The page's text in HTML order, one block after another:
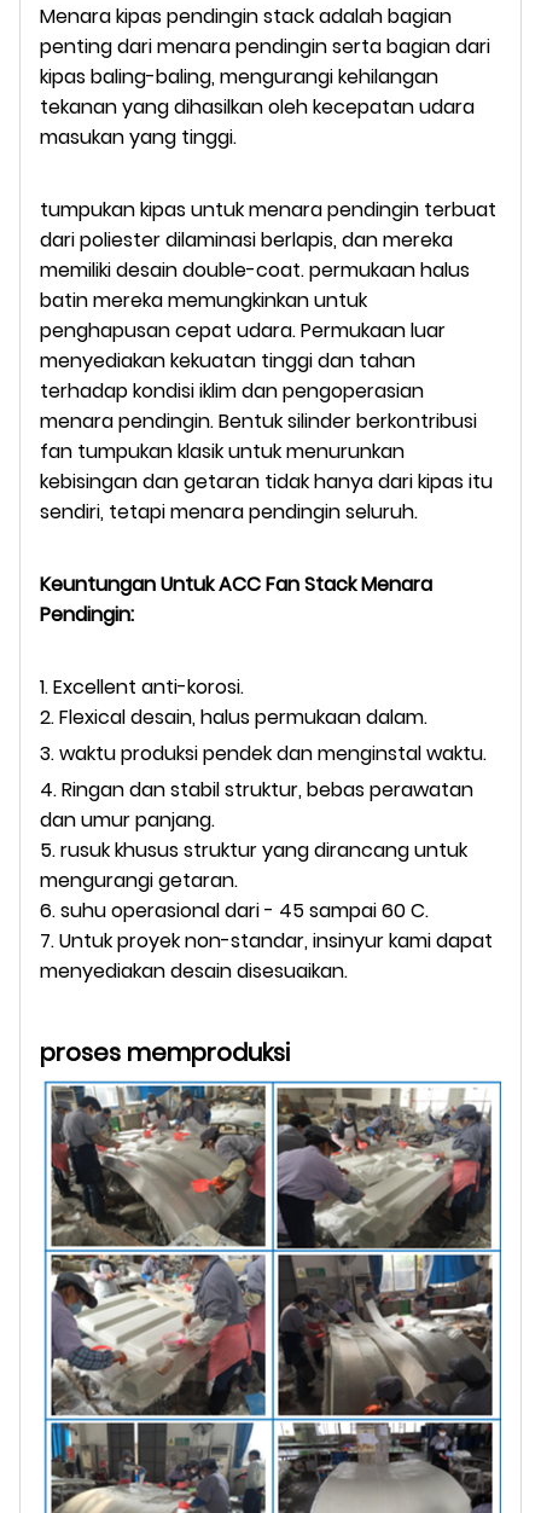
Menara kipas pendingin stack adalah bagian
penting dari menara pendingin serta bagian dari
kipas baling-baling, mengurangi kehilangan
tekanan yang dihasilkan oleh kecepatan udara
masukan yang tinggi.
tumpukan kipas untuk menara pendingin terbuat
dari poliester dilaminasi berlapis, dan mereka
memiliki desain double-coat. permukaan halus
batin mereka memungkinkan untuk
penghapusan cepat udara. Permukaan luar
menyediakan kekuatan tinggi dan tahan
terhadap kondisi iklim dan pengoperasian
menara pendingin. Bentuk silinder berkontribusi
fan tumpukan klasik untuk menurunkan
kebisingan dan getaran tidak hanya dari kipas itu
sendiri, tetapi menara pendingin seluruh.
Keuntungan Untuk ACC Fan Stack Menara
Pendingin:
1. Excellent anti-korosi.
2. Flexical desain, halus permukaan dalam.
3. waktu produksi pendek dan menginstal waktu.
4. Ringan dan stabil struktur, bebas perawatan
dan umur panjang.
5. rusuk khusus struktur yang dirancang untuk
mengurangi getaran.
6. suhu operasional dari - 45 sampai 60 C.
7. Untuk proyek non-standar, insinyur kami dapat
menyediakan desain disesuaikan.
proses memproduksi